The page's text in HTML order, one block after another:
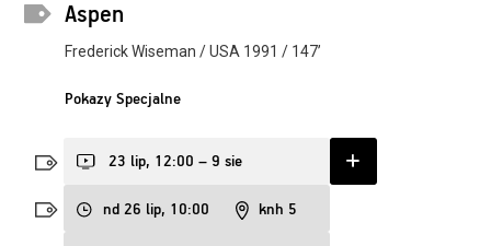
Aspen
Frederick Wiseman / USA 1991 / 147’
Pokazy Specjalne
nd 26 lip, 10:00 knh 5
23 lip, 12:00 – 9 sie